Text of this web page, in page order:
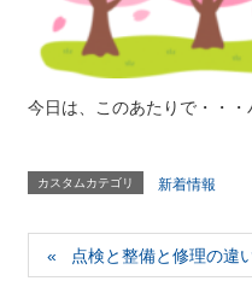
今日は、このあたりで・・・
カスタムカテゴリ 新着情報
点検と整備と修理の違